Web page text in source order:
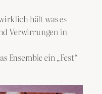
hält was es
Verwirrungen in
Ensemble ein „Fest“